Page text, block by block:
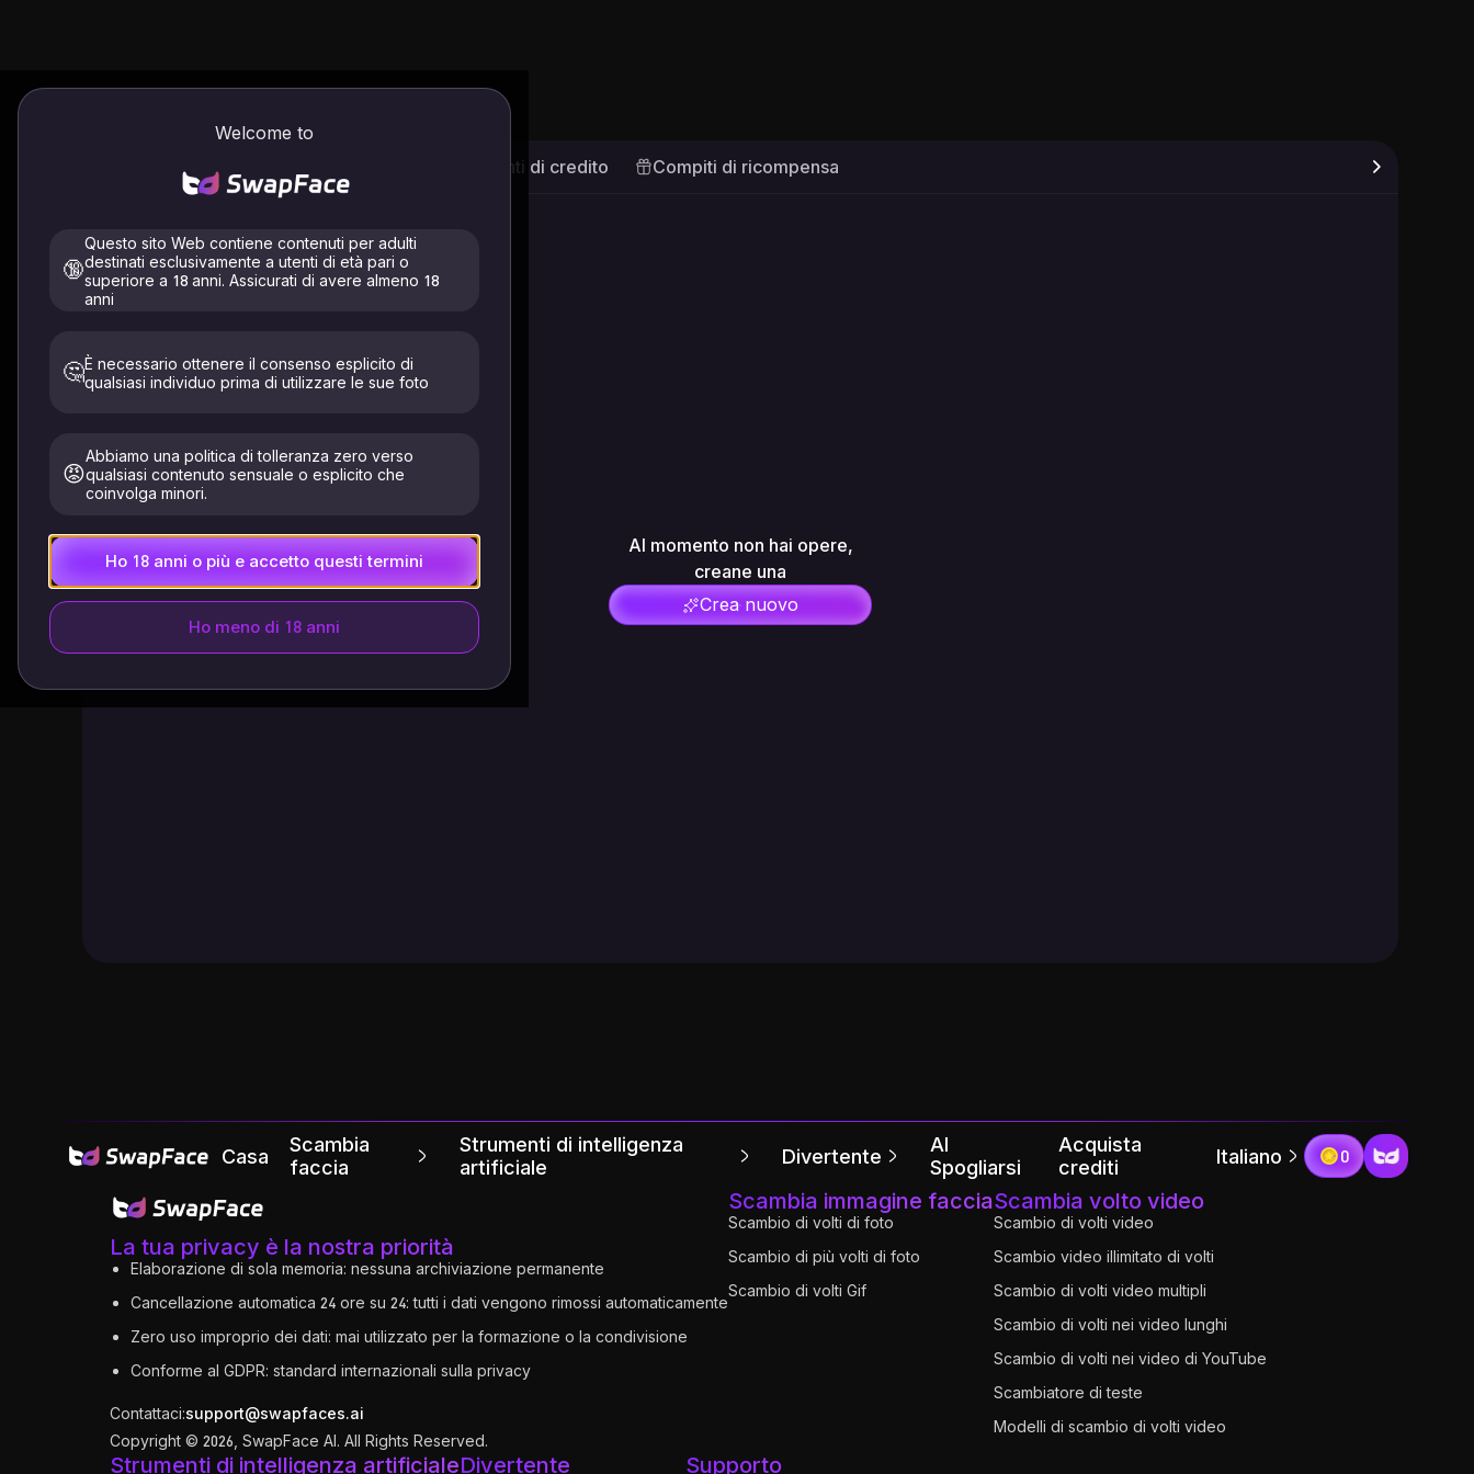
Welcome to
🔞
Questo sito Web contiene contenuti per adulti
destinati esclusivamente a utenti di età pari o
superiore a 18 anni. Assicurati di avere almeno 18
anni
🤔È necessario ottenere il consenso esplicito di
qualsiasi individuo prima di utilizzare le sue foto
😡
Abbiamo una politica di tolleranza zero verso
qualsiasi contenuto sensuale o esplicito che
coinvolga minori.
Ho 18 anni o più e accetto questi termini
Ho meno di 18 anni
Centro conti Documenti di credito Compiti di ricompensa
Al momento non hai opere,
creane una
Crea nuovo
Casa
Scambia
faccia
Strumenti di intelligenza
artificiale
Divertente
AI
Spogliarsi
Acquista
crediti
Italiano 0
La tua privacy è la nostra priorità
Elaborazione di sola memoria: nessuna archiviazione permanente
Cancellazione automatica 24 ore su 24: tutti i dati vengono rimossi automaticamente
Zero uso improprio dei dati: mai utilizzato per la formazione o la condivisione
Conforme al GDPR: standard internazionali sulla privacy
Contattaci:support@swapfaces.ai
Copyright © 2026, SwapFace AI. All Rights Reserved.
Scambia immagine faccia
Scambio di volti di foto
Scambio di più volti di foto
Scambio di volti Gif
Scambia volto video
Scambio di volti video
Scambio video illimitato di volti
Scambio di volti video multipli
Scambio di volti nei video lunghi
Scambio di volti nei video di YouTube
Scambiatore di teste
Modelli di scambio di volti video
Strumenti di intelligenza artificialeDivertente Supporto